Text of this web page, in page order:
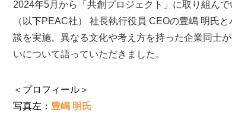
2024年5月から「共創プロジェクト」に取り組ん
（以下PEAC社） 社長執行役員 CEOの豊嶋 明氏
談を実施。異なる文化や考え方を持った企業同士
いについて語っていただきました。
＜プロフィール＞
写真左： 豊嶋 明氏